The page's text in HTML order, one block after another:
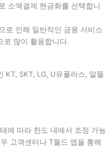
소액결제 현금화를 선택합니
로 인해 일반적인 금융 서비스
로 많이 활용합니다.
KT, SKT, LG, U유플러스, 알뜰
에 따라 한도 내에서 조정 가능
고객센터나 T월드 앱을 통해